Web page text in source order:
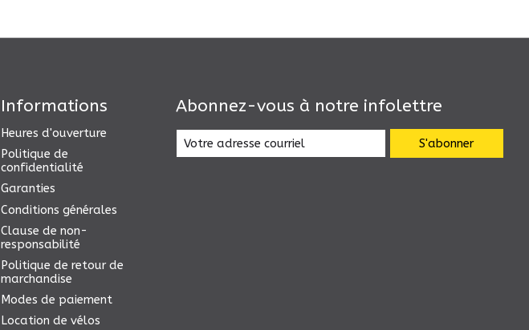
Informations
Heures d'ouverture
Politique de
confidentialité
Garanties
Conditions générales
Clause de non-
responsabilité
Politique de retour de
marchandise
Modes de paiement
Location de vélos
Abonnez-vous à notre infolettre
S'abonner